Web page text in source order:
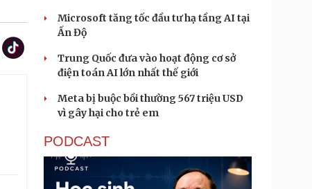
Microsoft tăng tốc đầu tư hạ tầng AI tại
Ấn Độ
Trung Quốc đưa vào hoạt động cơ sở
điện toán AI lớn nhất thế giới
Meta bị buộc bồi thường 567 triệu USD
vì gây hại cho trẻ em
PODCAST